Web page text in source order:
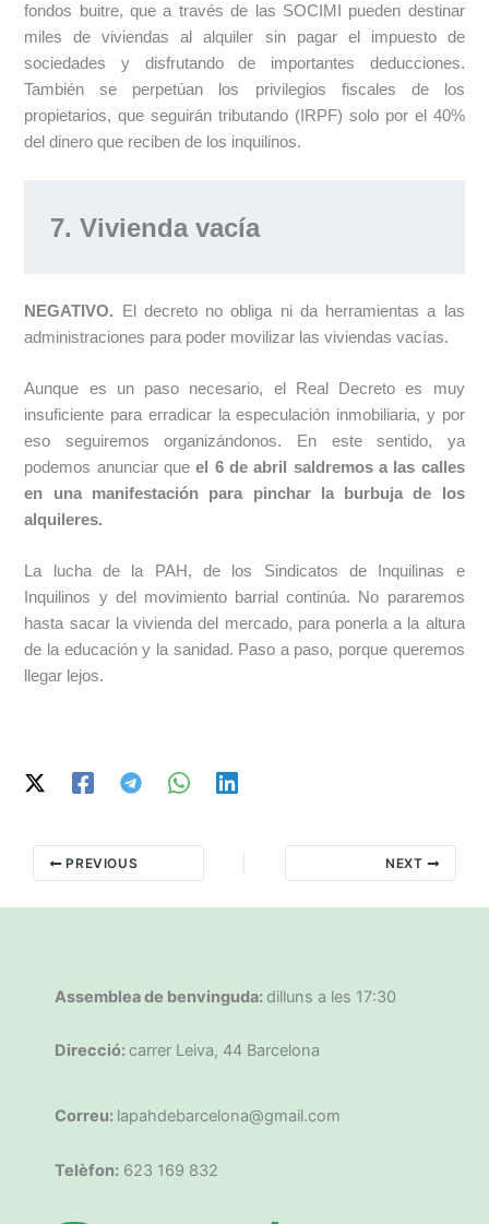
fondos buitre, que a través de las SOCIMI pueden destinar
miles de viviendas al alquiler sin pagar el impuesto de
sociedades y disfrutando de importantes deducciones.
También se perpetúan los privilegios fiscales de los
propietarios, que seguirán tributando (IRPF) solo por el 40%
del dinero que reciben de los inquilinos.
7. Vivienda vacía
NEGATIVO.
El decreto no obliga ni da herramientas a las
administraciones para poder movilizar las viviendas vacías.
Aunque es un paso necesario, el Real Decreto es muy
insuficiente para erradicar la especulación inmobiliaria, y por
eso seguiremos organizándonos. En este sentido, ya
podemos anunciar queel 6 de abril saldremos a las calles
en una manifestación para pinchar la burbuja de los
alquileres.
La lucha de la PAH, de los Sindicatos de Inquilinas e
Inquilinos y del movimiento barrial continúa. No pararemos
hasta sacar la vivienda del mercado, para ponerla a la altura
de la educación y la sanidad. Paso a paso, porque queremos
llegar lejos.
PREVIOUS NEXT
Assemblea de benvinguda: dilluns a les 17:30
Direcció: carrer Leiva, 44 Barcelona
Correu: lapahdebarcelona@gmail.com
Telèfon: 623 169 832